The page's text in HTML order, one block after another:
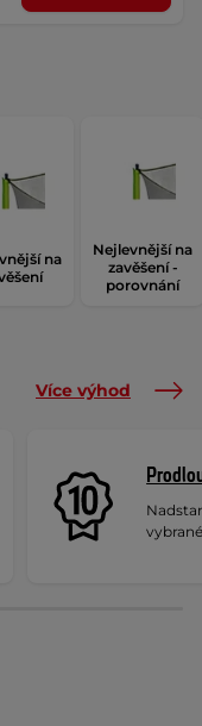
na
Nejlevnější na
zavěšení -
porovnání
Více výhod